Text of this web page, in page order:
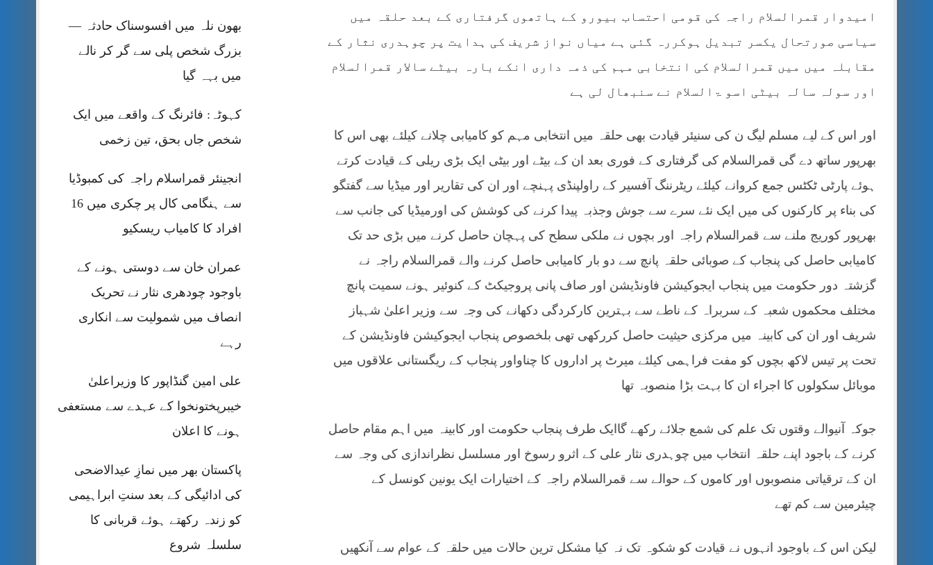
بھون نلہ میں افسوسناک حادثہ —
بزرگ شخص پلی سے گر کر نالے
میں بہہ گیا
کہوٹہ: فائرنگ کے واقعے میں ایک
شخص جاں بحق، تین زخمی
انجینئر قمراسلام راجہ کی کمبوڈیا
سے ہنگامی کال پر چکری میں 16
افراد کا کامیاب ریسکیو
عمران خان سے دوستی ہونے کے
باوجود چودھری نثار نے تحریک
انصاف میں شمولیت سے انکاری
رہے
علی امین گنڈاپور کا وزیراعلیٰ
خیبرپختونخوا کے عہدے سے مستعفی
ہونے کا اعلان
پاکستان بھر میں نمازِ عیدالاضحی
کی ادائیگی کے بعد سنتِ ابراہیمی
کو زندہ رکھتے ہوئے قربانی کا
سلسلہ شروع
امیدوار قمرالسلام راجہ کی قومی احتساب بیورو کے ہاتھوں گرفتاری کے بعد حلقہ میں
سیاسی صورتحال یکسر تبدیل ہوکررہ گئی ہے میاں نواز شریف کی ہدایت پر چوہدری نثار کے
مقابلہ میں میں قمرالسلام کی انتخابی مہم کی ذمہ داری انکے بارہ بیٹے سالار قمرالسلام
اور سولہ سالہ بیٹی اسو ۃالسلام نے سنبھال لی ہے
اور اس کے لیے مسلم لیگ ن کی سنیئر قیادت بھی حلقہ میں انتخابی مہم کو کامیابی چلانے کیلئے بھی اس کا
بھرپور ساتھ دے گی قمرالسلام کی گرفتاری کے فوری بعد ان کے بیٹے اور بیٹی ایک بڑی ریلی کے قیادت کرتے
ہوئے پارٹی ٹکٹس جمع کروانے کیلئے ریٹرننگ آفسیر کے راولپنڈی پہنچے اور ان کی تقاریر اور میڈیا سے گفتگو
کی بناء پر کارکنوں کی میں ایک نئے سرے سے جوش وجذبہ پیدا کرنے کی کوشش کی اورمیڈیا کی جانب سے
بھرپور کوریج ملنے سے قمرالسلام راجہ اور بچوں نے ملکی سطح کی پہچان حاصل کرنے میں بڑی حد تک
کامیابی حاصل کی پنجاب کے صوبائی حلقہ پانچ سے دو بار کامیابی حاصل کرنے والے قمرالسلام راجہ نے
گزشتہ دور حکومت میں پنجاب ایجوکیشن فاونڈیشن اور صاف پانی پروجیکٹ کے کنوئیر ہونے سمیت پانچ
مختلف محکموں شعبہ کے سربراہ کے ناطے سے بہترین کارکردگی دکھانے کی وجہ سے وزیر اعلیٰ شہباز
شریف اور ان کی کابینہ میں مرکزی حیثیت حاصل کررکھی تھی بلخصوص پنجاب ایجوکیشن فاونڈیشن کے
تحت پر تیس لاکھ بچوں کو مفت فراہمی کیلئے میرٹ پر اداروں کا چناواور پنجاب کے ریگستانی علاقوں میں
موبائل سکولوں کا اجراء ان کا بہت بڑا منصوبہ تھا
جوکہ آنیوالے وقتوں تک علم کی شمع جلائے رکھے گاایک طرف پنجاب حکومت اور کابینہ میں اہم مقام حاصل
کرنے کے باجود اپنے حلقہ انتخاب میں چوہدری نثار علی کے اثرو رسوخ اور مسلسل نظراندازی کی وجہ سے
ان کے ترقیاتی منصوبوں اور کاموں کے حوالے سے قمرالسلام راجہ کے اختیارات ایک یونین کونسل کے
چیئرمین سے کم تھے
لیکن اس کے باوجود انہوں نے قیادت کو شکوہ تک نہ کیا مشکل ترین حالات میں حلقہ کے عوام سے آنکھیں